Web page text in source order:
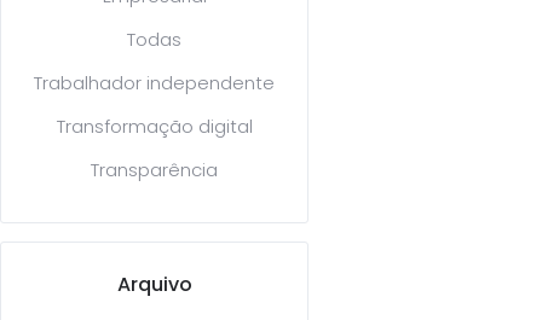
Todas
Trabalhador independente
Transformação digital
Transparência
Arquivo